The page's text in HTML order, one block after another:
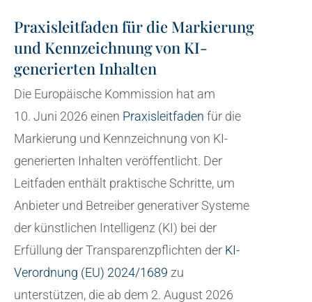
Praxisleitfaden für die Markierung
und Kennzeichnung von KI-
generierten Inhalten
Die Europäische Kommission hat am
10. Juni 2026 einen Praxisleitfaden für die
Markierung und Kennzeichnung von KI-
generierten Inhalten veröffentlicht. Der
Leitfaden enthält praktische Schritte, um
Anbieter und Betreiber generativer Systeme
der künstlichen Intelligenz (KI) bei der
Erfüllung der Transparenzpflichten der KI-
Verordnung (EU) 2024/1689 zu
unterstützen, die ab dem 2. August 2026